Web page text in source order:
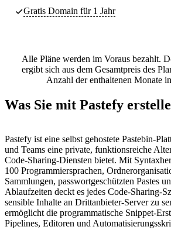
Gratis Domain für 1 Jahr
Alle Pläne werden im Voraus bezahlt.
ergibt sich aus dem Gesamtpreis des
Anzahl der enthaltenen Monate
Was Sie mit Pastefy
Pastefy ist eine selbst gehostete Pastebin-
und Teams eine private, funktionsreiche
Code-Sharing-Diensten bietet. Mit
100 Programmiersprachen,
Sammlungen, passwortgeschützten Pastes
Ablaufzeiten deckt es jedes Code-Sharing-
sensible Inhalte an Drittanbieter-Server zu
ermöglicht die programmatische Snippet-
Pipelines, Editoren und